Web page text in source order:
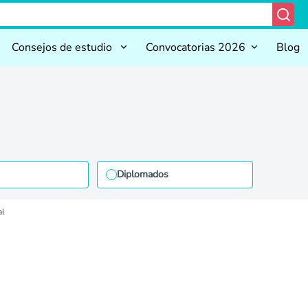
Consejos de estudio Convocatorias 2026 Blog
Diplomados